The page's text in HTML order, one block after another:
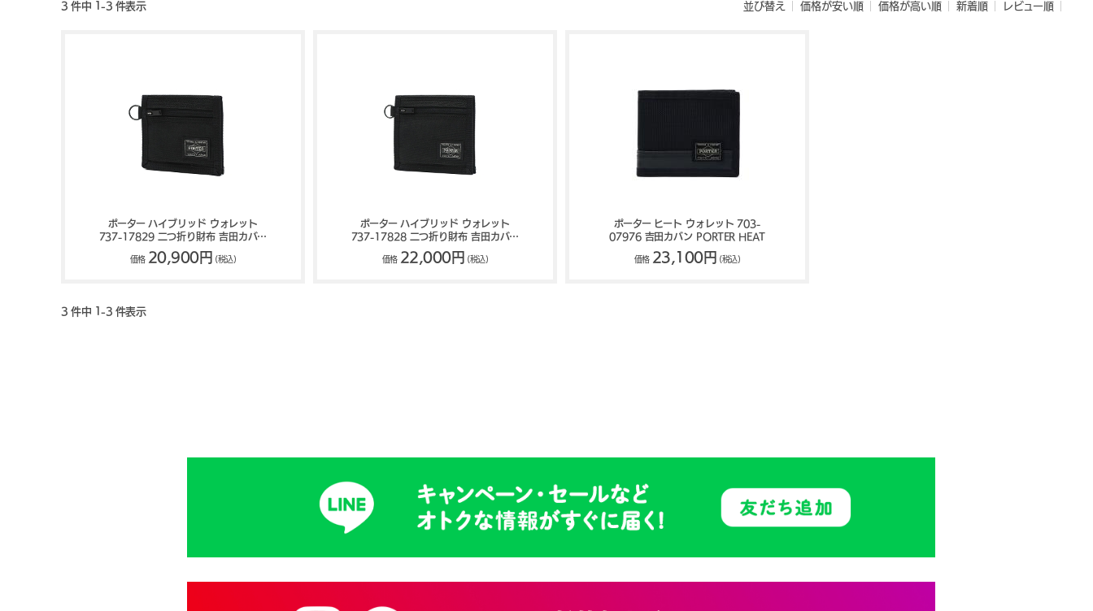
並び替え 価格が安い順 価格が高い順 新着順 レビュー順
3 件中 1-3 件表示
ポーター ハイブリッド ウォレット
737-17829 二つ折り財布 吉田カバン
PORTER HYBRID
価格 20,900円 (税込)
ポーター ハイブリッド ウォレット
737-17828 二つ折り財布 吉田カバン
PORTER HYBRID
価格 22,000円 (税込)
ポーター ヒート ウォレット 703-
07976 吉田カバン PORTER HEAT
価格 23,100円 (税込)
3 件中 1-3 件表示